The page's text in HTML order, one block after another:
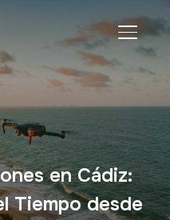
en Cádiz:
Tiempo desde